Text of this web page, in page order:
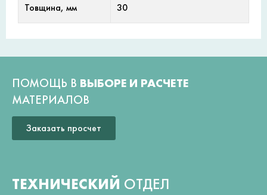
Товщина, мм 30
ПОМОЩЬ В ВЫБОРЕ И РАСЧЕТЕ
МАТЕРИАЛОВ
Заказать просчет
ТЕХНИЧЕСКИЙ ОТДЕЛ